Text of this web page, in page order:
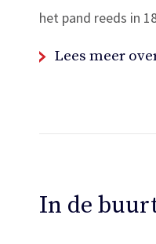
het pand reeds in
Lees meer
In de